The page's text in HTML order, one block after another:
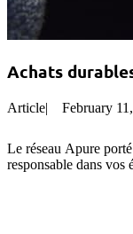
Achats
Article| February
Le réseau Apure
responsable dans vos